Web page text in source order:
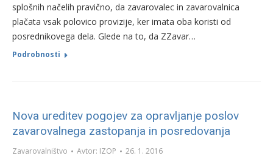
splošnih načelih pravično, da zavarovalec in zavarovalnica
plačata vsak polovico provizije, ker imata oba koristi od
posrednikovega dela. Glede na to, da ZZavar…
Podrobnosti
Nova ureditev pogojev za opravljanje poslov
zavarovalnega zastopanja in posredovanja
Zavarovalništvo Avtor: IZOP 26. 1. 2016